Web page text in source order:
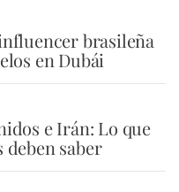
brasileña
en Dubái
e Irán: Lo que
saber